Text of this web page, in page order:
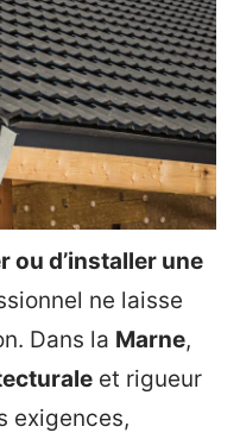
ou d’installer une
ne laisse
Dans la Marne,
et rigueur
exigences,